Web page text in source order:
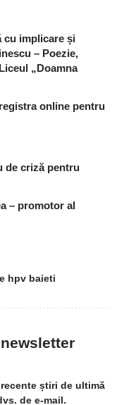
cu implicare și
– Poezie,
„Doamna
online pentru
de criză pentru
– promotor al
hpv baieti
știri de ultimă
de e-mail.